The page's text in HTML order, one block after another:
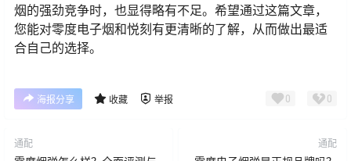
烟的强劲竞争时，也显得略有不足。希望通过这篇文章，
您能对零度电子烟和悦刻有更清晰的了解，从而做出最适
合自己的选择。
海报分享 收藏 举报 0 0
通配 通配